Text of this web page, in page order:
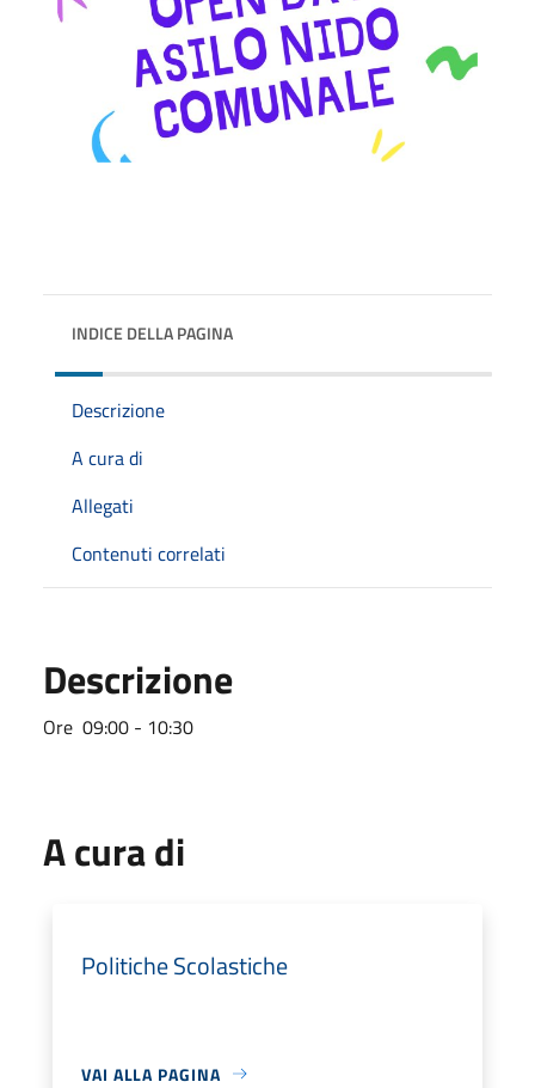
INDICE DELLA PAGINA
Descrizione
A cura di
Allegati
Contenuti correlati
Descrizione
Ore 09:00 - 10:30
A cura di
Politiche Scolastiche
VAI ALLA PAGINA